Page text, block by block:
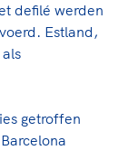
defilé werden
Estland,
getroffen